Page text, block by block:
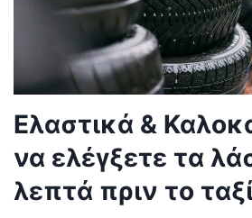
Ελαστικά &
να ελέγξετε τα
λεπτά πριν το